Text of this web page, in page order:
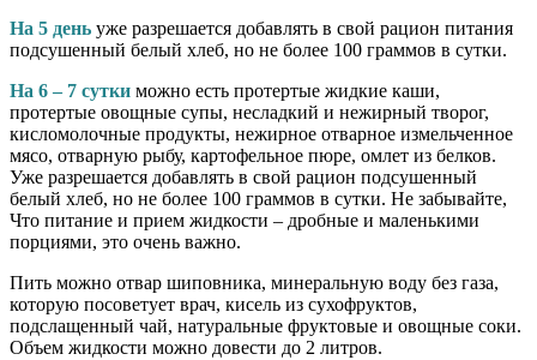
На 5 день уже разрешается добавлять в свой рацион питания
подсушенный белый хлеб, но не более 100 граммов в сутки.
На 6 – 7 сутки можно есть протертые жидкие каши,
протертые овощные супы, несладкий и нежирный творог,
кисломолочные продукты, нежирное отварное измельченное
мясо, отварную рыбу, картофельное пюре, омлет из белков.
Уже разрешается добавлять в свой рацион подсушенный
белый хлеб, но не более 100 граммов в сутки. Не забывайте,
Что питание и прием жидкости – дробные и маленькими
порциями, это очень важно.
Пить можно отвар шиповника, минеральную воду без газа,
которую посоветует врач, кисель из сухофруктов,
подслащенный чай, натуральные фруктовые и овощные соки.
Объем жидкости можно довести до 2 литров.